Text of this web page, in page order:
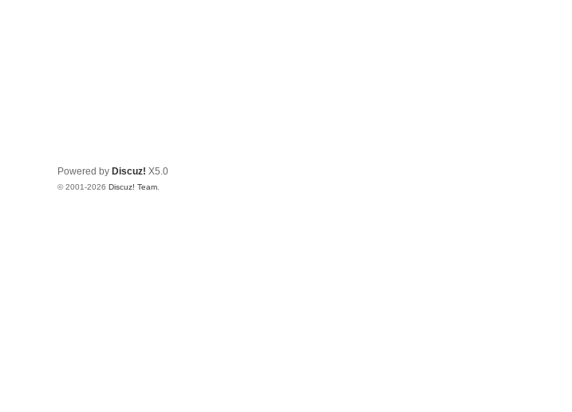
Powered by Discuz! X5.0
© 2001-2026 Discuz! Team